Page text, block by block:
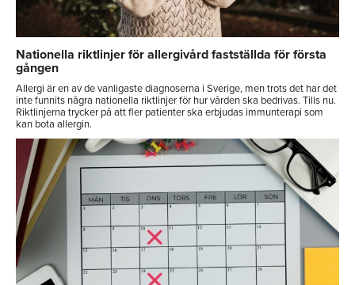
Nationella riktlinjer för allergivård fastställda för första
gången
Allergi är en av de vanligaste diagnoserna i Sverige, men trots det har det
inte funnits några nationella riktlinjer för hur vården ska bedrivas. Tills nu.
Riktlinjerna trycker på att fler patienter ska erbjudas immunterapi som
kan bota allergin.